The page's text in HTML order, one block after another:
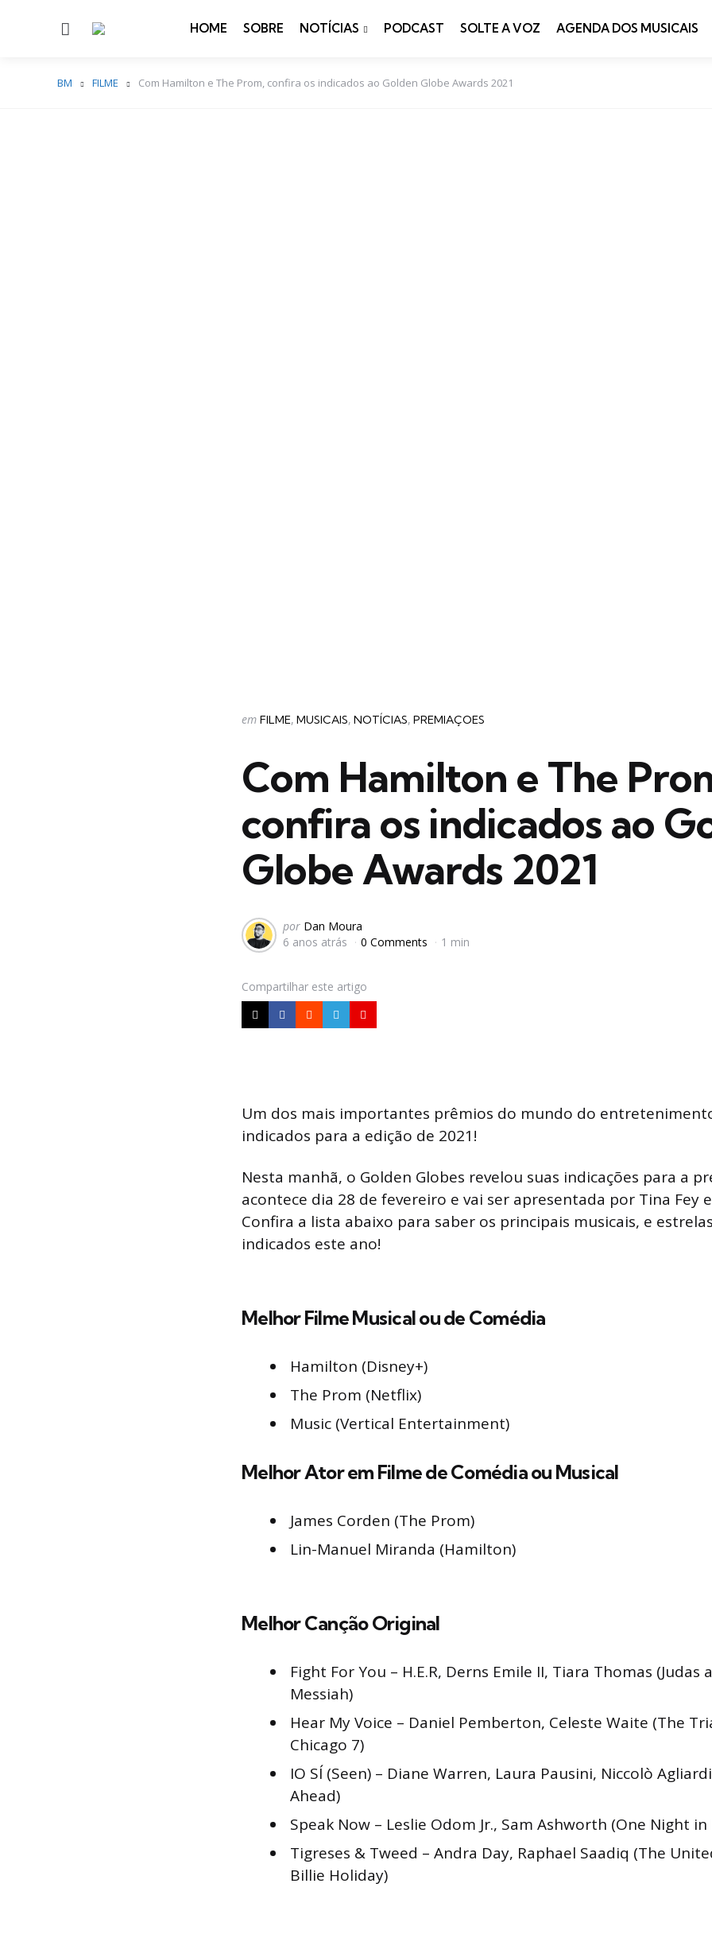
Menu HOME SOBRE NOTÍCIAS PODCAST SOLTE A VOZ AGENDA DOS MUSICAIS
BM FILME Com Hamilton e The Prom, confira os indicados ao Golden Globe Awards 2021
Categorias
Postado
em FILME MUSICAIS NOTÍCIAS PREMIAÇOES
Com Hamilton e The
confira os indicados ao
Globe Awards 2021
Postado
por
por Dan Moura
6 anos atrás
0 Comments 1 min
Compartilhar este artigo
Um dos mais importantes prêmios do mundo do
indicados para a edição de 2021!
Nesta manhã, o Golden Globes revelou suas indicações para a
acontece dia 28 de fevereiro e vai ser apresentada por Tina Fey
Confira a lista abaixo para saber os principais musicais, e
indicados este ano!
Melhor Filme Musical ou de Comédia
Hamilton (Disney+)
The Prom (Netflix)
Music (Vertical Entertainment)
Melhor Ator em Filme de Comédia ou Musical
James Corden (The Prom)
Lin-Manuel Miranda (Hamilton)
Melhor Canção Original
Fight For You – H.E.R, Derns Emile II, Tiara Thomas (Judas
Messiah)
Hear My Voice – Daniel Pemberton, Celeste Waite (The
Chicago 7)
IO SÍ (Seen) – Diane Warren, Laura Pausini, Niccolò
Ahead)
Speak Now – Leslie Odom Jr., Sam Ashworth (One Night
Tigreses & Tweed – Andra Day, Raphael Saadiq (The
Billie Holiday)